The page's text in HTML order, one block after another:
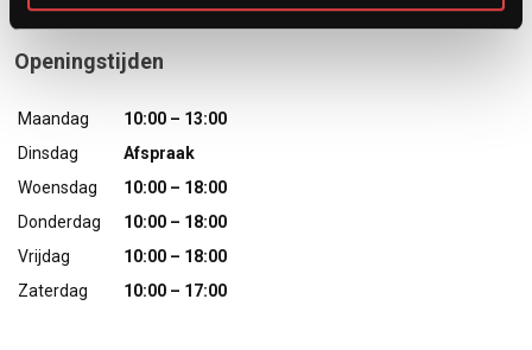
Openingstijden
Maandag
10:00 – 13:00
Dinsdag
Afspraak
Woensdag
10:00 – 18:00
Donderdag
10:00 – 18:00
Vrijdag
10:00 – 18:00
Zaterdag
10:00 – 17:00